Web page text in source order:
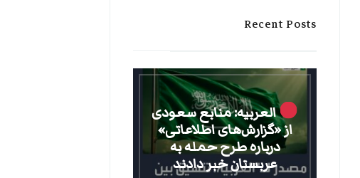
Recent Posts
العربیه: منابع سعودی
از «گزارش‌های اطلاعاتی»
درباره طرح حمله به
عربستان خبر دادند